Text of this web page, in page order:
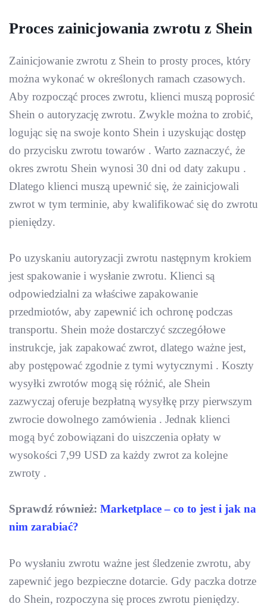
Proces zainicjowania zwrotu z Shein
Zainicjowanie zwrotu z Shein to prosty proces, który
można wykonać w określonych ramach czasowych.
Aby rozpocząć proces zwrotu, klienci muszą poprosić
Shein o autoryzację zwrotu. Zwykle można to zrobić,
logując się na swoje konto Shein i uzyskując dostęp
do przycisku zwrotu towarów . Warto zaznaczyć, że
okres zwrotu Shein wynosi 30 dni od daty zakupu .
Dlatego klienci muszą upewnić się, że zainicjowali
zwrot w tym terminie, aby kwalifikować się do zwrotu
pieniędzy.
Po uzyskaniu autoryzacji zwrotu następnym krokiem
jest spakowanie i wysłanie zwrotu. Klienci są
odpowiedzialni za właściwe zapakowanie
przedmiotów, aby zapewnić ich ochronę podczas
transportu. Shein może dostarczyć szczegółowe
instrukcje, jak zapakować zwrot, dlatego ważne jest,
aby postępować zgodnie z tymi wytycznymi . Koszty
wysyłki zwrotów mogą się różnić, ale Shein
zazwyczaj oferuje bezpłatną wysyłkę przy pierwszym
zwrocie dowolnego zamówienia . Jednak klienci
mogą być zobowiązani do uiszczenia opłaty w
wysokości 7,99 USD za każdy zwrot za kolejne
zwroty .
Sprawdź również: Marketplace – co to jest i jak na
nim zarabiać?
Po wysłaniu zwrotu ważne jest śledzenie zwrotu, aby
zapewnić jego bezpieczne dotarcie. Gdy paczka dotrze
do Shein, rozpoczyna się proces zwrotu pieniędzy.